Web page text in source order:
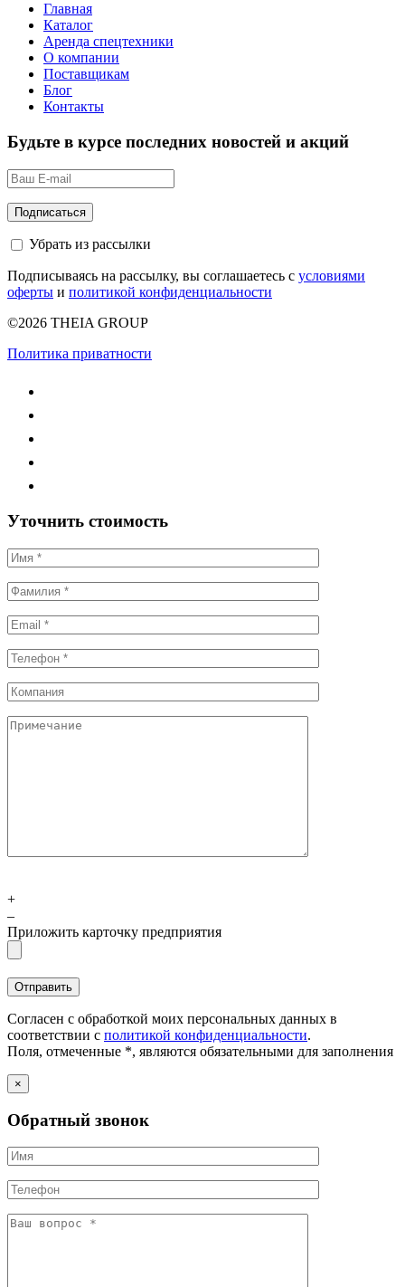
Главная
Каталог
Аренда спецтехники
О компании
Поставщикам
Блог
Контакты
Будьте в курсе последних новостей и акций
Убрать из рассылки
Подписываясь на рассылку, вы соглашаетесь с условиями
оферты и политикой конфиденциальности
©2026 THEIA GROUP
Политика приватности
Уточнить стоимость
+
–
Приложить карточку предприятия
Согласен с обработкой моих персональных данных в
соответствии с политикой конфиденциальности.
Поля, отмеченные *, являются обязательными для заполнения
×
Обратный звонок